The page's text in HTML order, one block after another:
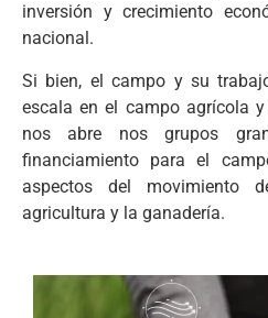
inversión y crecimiento
nacional.
Si bien, el campo y su
escala en el campo agrícola
nos abre nos grupos
financiamiento para el
aspectos del movimiento
agricultura y la ganadería.